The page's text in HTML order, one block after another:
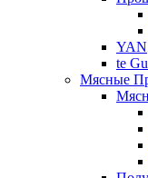
YAN
te
Мясные